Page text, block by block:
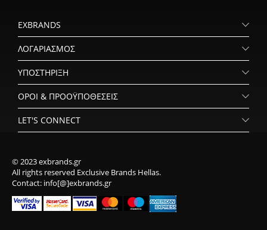
EXBRANDS
ΛΟΓΑΡΙΑΣΜΟΣ
ΥΠΟΣΤΗΡΙΞΗ
ΟΡΟΙ & ΠΡΟΟΫΠΟΘΕΣΕΙΣ
LET'S CONNECT
© 2023 exbrands.gr
All rights reserved Exclusive Brands Hellas.
Contact: info[@]exbrands.gr